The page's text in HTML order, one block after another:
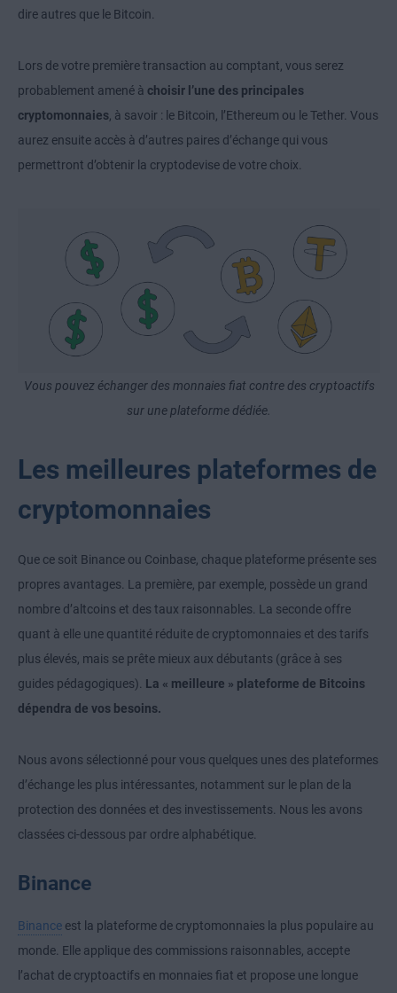
dire autres que le Bitcoin.
Lors de votre première transaction au comptant, vous serez
probablement amené à choisir l’une des principales
cryptomonnaies, à savoir : le Bitcoin, l’Ethereum ou le Tether. Vous
aurez ensuite accès à d’autres paires d’échange qui vous
permettront d’obtenir la cryptodevise de votre choix.
Vous pouvez échanger des monnaies fiat contre des cryptoactifs
sur une plateforme dédiée.
Les meilleures plateformes de
cryptomonnaies
Que ce soit Binance ou Coinbase, chaque plateforme présente ses
propres avantages. La première, par exemple, possède un grand
nombre d’altcoins et des taux raisonnables. La seconde offre
quant à elle une quantité réduite de cryptomonnaies et des tarifs
plus élevés, mais se prête mieux aux débutants (grâce à ses
guides pédagogiques). La « meilleure » plateforme de Bitcoins
dépendra de vos besoins.
Nous avons sélectionné pour vous quelques unes des plateformes
d’échange les plus intéressantes, notamment sur le plan de la
protection des données et des investissements. Nous les avons
classées ci-dessous par ordre alphabétique.
Binance
Binance est la plateforme de cryptomonnaies la plus populaire au
monde. Elle applique des commissions raisonnables, accepte
l’achat de cryptoactifs en monnaies fiat et propose une longue